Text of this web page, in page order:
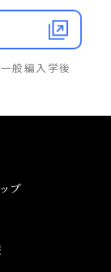
般編入学後
プ